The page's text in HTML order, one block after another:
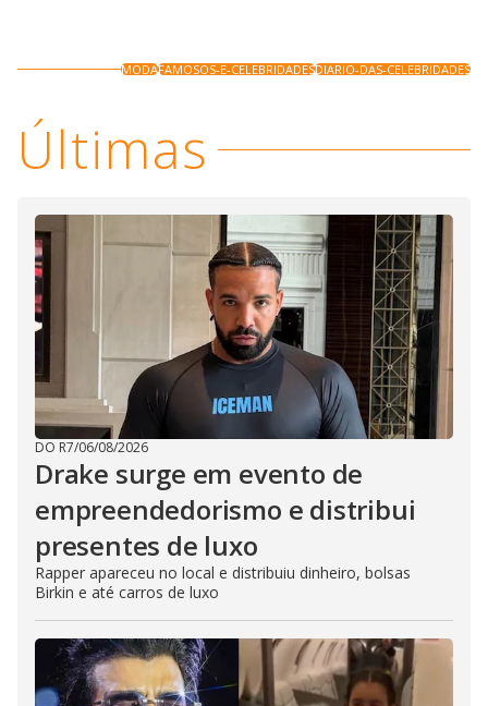
MODAFAMOSOS-E-CELEBRIDADESDIARIO-DAS-CELEBRIDADES
Últimas
DO R7/06/08/2026
Drake surge em evento de
empreendedorismo e distribui
presentes de luxo
Rapper apareceu no local e distribuiu dinheiro, bolsas
Birkin e até carros de luxo